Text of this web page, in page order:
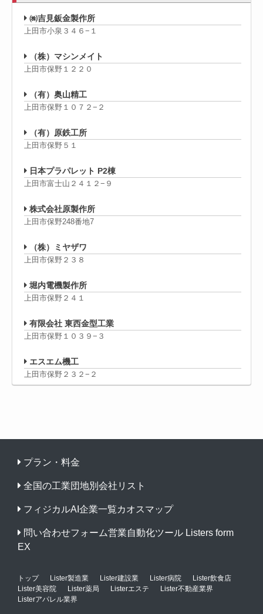
㈱吉見鈑金製作所
上田市小泉３４６−１
（株）マシンメイト
上田市保野１２２０
（有）奥山精工
上田市保野１０７２−２
（有）原鉄工所
上田市保野５１
日本プラパレット P2棟
上田市富士山２４１２−９
株式会社原製作所
上田市保野248番地7
（株）ミヤザワ
上田市保野２３８
堀内電機製作所
上田市保野２４１
有限会社 東西金型工業
上田市保野１０３９−３
エスエム機工
上田市保野２３２−２
プラン・料金
全国の工業団地別会社リスト
フィジカルAI企業一覧カオスマップ
問い合わせフォーム営業自動化ツール Listers form
EX
トップ Lister製造業 Lister建設業 Lister病院
Lister飲食店
Lister美容院
Lister薬局 Listerエステ
Lister不動産業界
Listerアパレル業界